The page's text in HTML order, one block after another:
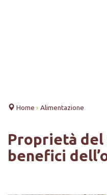
Home › Alimentazione
Proprietà del
benefici